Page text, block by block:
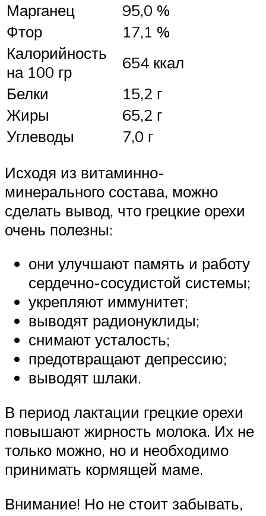
Марганец
95,0 %
Фтор
17,1 %
Калорийность
на 100 гр
654 ккал
Белки
15,2 г
Жиры
65,2 г
Углеводы
7,0 г
Исходя из витаминно-
минерального состава, можно
сделать вывод, что грецкие орехи
очень полезны:
они улучшают память и работу
сердечно-сосудистой системы;
укрепляют иммунитет;
выводят радионуклиды;
снимают усталость;
предотвращают депрессию;
выводят шлаки.
В период лактации грецкие орехи
повышают жирность молока. Их не
только можно, но и необходимо
принимать кормящей маме.
Внимание! Но не стоит забывать,